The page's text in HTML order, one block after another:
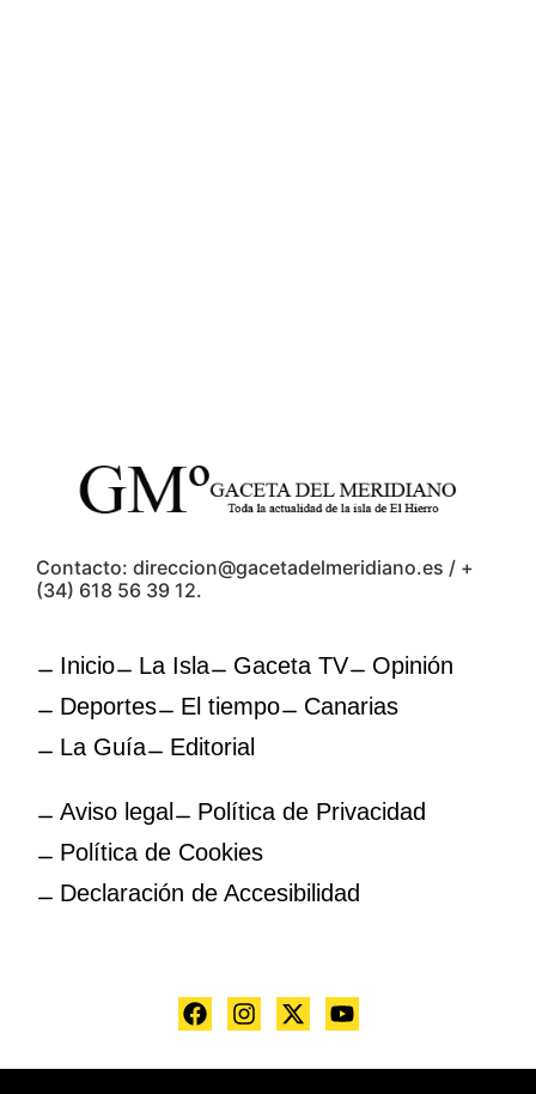
Contacto: direccion@gacetadelmeridiano.es / +
(34) 618 56 39 12.
Inicio La Isla Gaceta TV
Opinión
Deportes
El tiempo
Canarias
La Guía
Editorial
Aviso legal
Política de Privacidad
Política de Cookies
Declaración de Accesibilidad